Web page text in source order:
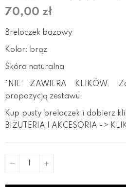
70,00 zł
Breloczek bazowy
Kolor: brąz
Skóra naturalna
*NIE ZAWIERA KLIKÓW.
propozycją zestawu.
Kup pusty breloczek i dobierz
BIŻUTERIA I AKCESORIA ->